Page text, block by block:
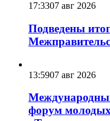
17:3307 авг 2026
Подведены
13:5907 авг 2026
форум молодых